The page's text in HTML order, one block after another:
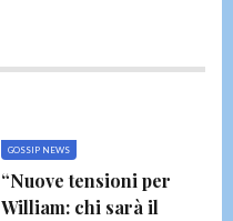
GOSSIP NEWS
“Nuove tensioni per
William: chi sarà il